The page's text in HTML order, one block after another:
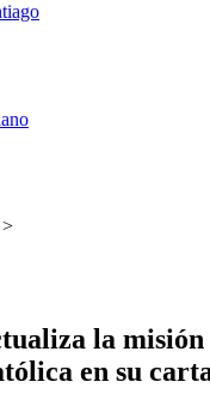
>
la misión
en su